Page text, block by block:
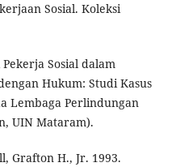
Sosial. Koleksi
Sosial dalam
Hukum: Studi Kasus
Lembaga Perlindungan
UIN Mataram).
Grafton H., Jr. 1993.